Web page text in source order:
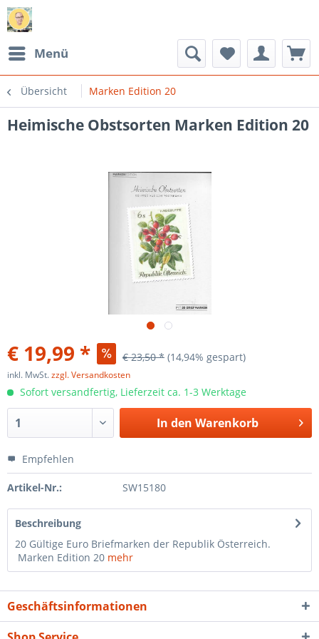
Menü
Übersicht Marken Edition 20
Heimische Obstsorten Marken Edition 20
€ 19,99 * € 23,50 * (14,94% gespart)
inkl. MwSt.zzgl. Versandkosten
Sofort versandfertig, Lieferzeit ca. 1-3 Werktage
In den Warenkorb
Empfehlen
Artikel-Nr.: SW15180
Beschreibung
20 Gültige Euro Briefmarken der Republik Österreich.
Marken Edition 20 mehr
Geschäftsinformationen